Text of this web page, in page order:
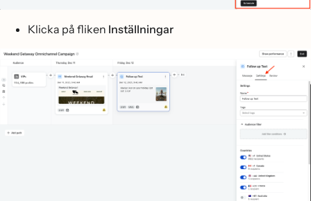
Klicka på fliken Inställningar